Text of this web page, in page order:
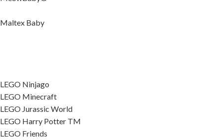
Maltex Baby
LEGO Ninjago
LEGO Minecraft
LEGO Jurassic World
LEGO Harry Potter TM
LEGO Friends